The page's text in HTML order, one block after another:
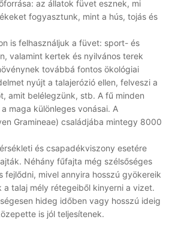
az állatok füvet esznek, mi
fogyasztunk, mint a hús, tojás és
is felhasználjuk a füvet: sport- és
valamint kertek és nyilvános terek
továbbá fontos ökológiai
nyújt a talajerózió ellen, felveszi a
amit belélegzünk, stb. A fű minden
maga különleges vonásai. A
Gramineae) családjába mintegy 8000
és csapadékviszony esetére
Néhány fűfajta még szélsőséges
fejlődni, mivel annyira hosszú gyökereik
talaj mély rétegeiből kinyerni a vizet.
hideg időben vagy hosszú ideig
is jól teljesítenek.